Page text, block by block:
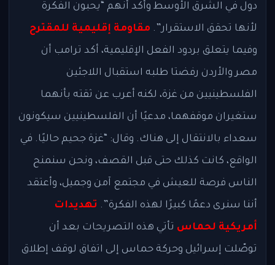
دول في الشرق الأوسط وأكد أنهم “يحبون الفكرة
لأنها تحقق الاستقرار”. مقاومة إقليمية للمقترح
وفيما يتعلق بردود الفعل الإقليمية، أكد ترامب أن
مصر والأردن رفضتا طلبه استقبال اللاجئين
الفلسطينيين من غزة، لكنه أعرب عن ثقته بأنهما
ستغيران موقفهما، مدعيًا أن الفلسطينيين سيكونون
سعداء بالانتقال إلى هناك. وقال: “غزة جحيم حاليًا. في
الواقع، كانت كذلك حتى قبل القصف، ونحن سنمنح
الناس فرصة للعيش في مجتمع آمن وجميل، وأعتقد
أننا سنرى دعمًا كبيرًا لهذه الفكرة”. تهديدات
أمريكية لحماس تأتي هذه التصريحات بعد أن
توصّلت إسرائيل وحركة حماس إلى اتفاق لوقف إطلاق